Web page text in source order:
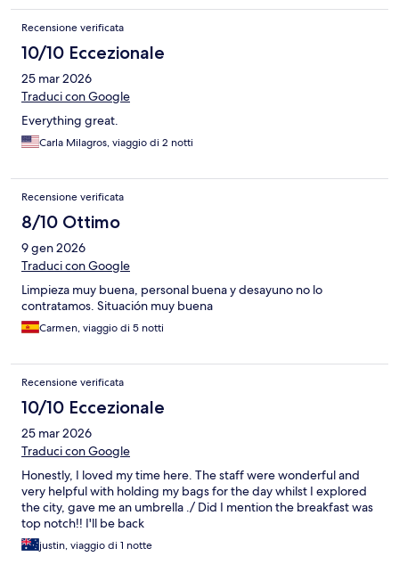
Recensione verificata
10/10 Eccezionale
25 mar 2026
Traduci con Google
Everything great.
Carla Milagros, viaggio di 2 notti
Recensione verificata
8/10 Ottimo
9 gen 2026
Traduci con Google
Limpieza muy buena, personal buena y desayuno no lo
contratamos. Situación muy buena
Carmen, viaggio di 5 notti
Recensione verificata
10/10 Eccezionale
25 mar 2026
Traduci con Google
Honestly, I loved my time here. The staff were wonderful and
very helpful with holding my bags for the day whilst I explored
the city, gave me an umbrella ./ Did I mention the breakfast was
top notch!! I'll be back
justin, viaggio di 1 notte